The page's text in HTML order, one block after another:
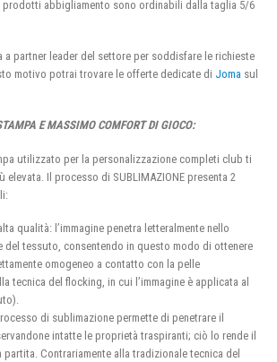
i prodotti abbigliamento sono ordinabili dalla taglia 5/6
a partner leader del settore per soddisfare le richieste
motivo potrai trovare le offerte dedicate di Joma sul
E MASSIMO COMFORT DI GIOCO:
utilizzato per la personalizzazione completi club ti
elevata. Il processo di SUBLIMAZIONE presenta 2
qualità: l’immagine penetra letteralmente nello
del tessuto, consentendo in questo modo di ottenere
omogeneo a contatto con la pelle
tecnica del flocking, in cui l’immagine è applicata al
di sublimazione permette di penetrare il
intatte le proprietà traspiranti; ciò lo rende il
Contrariamente alla tradizionale tecnica del